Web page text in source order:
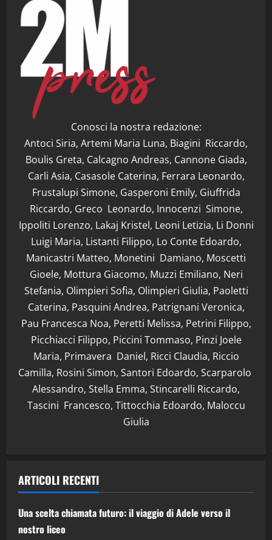
Conosci la nostra redazione:
Antoci Siria, Artemi Maria Luna, Biagini Riccardo,
Boulis Greta, Calcagno Andreas, Cannone Giada,
Carli Asia, Casasole Caterina, Ferrara Leonardo,
Frustalupi Simone, Gasperoni Emily, Giuffrida
Riccardo, Greco Leonardo, Innocenzi Simone,
Ippoliti Lorenzo, Lakaj Kristel, Leoni Letizia, Li Donni
Luigi Maria, Listanti Filippo, Lo Conte Edoardo,
Manicastri Matteo, Monetini Damiano, Moscetti
Gioele, Mottura Giacomo, Muzzi Emiliano, Neri
Stefania, Olimpieri Sofia, Olimpieri Giulia, Paoletti
Caterina, Pasquini Andrea, Patrignani Veronica,
Pau Francesca Noa, Peretti Melissa, Petrini Filippo,
Picchiacci Filippo, Piccini Tommaso, Pinzi Joele
Maria, Primavera Daniel, Ricci Claudia, Riccio
Camilla, Rosini Simon, Santori Edoardo, Scarparolo
Alessandro, Stella Emma, Stincarelli Riccardo,
Tascini Francesco, Tittocchia Edoardo, Maloccu
Giulia
ARTICOLI RECENTI
Una scelta chiamata futuro: il viaggio di Adele verso il
nostro liceo